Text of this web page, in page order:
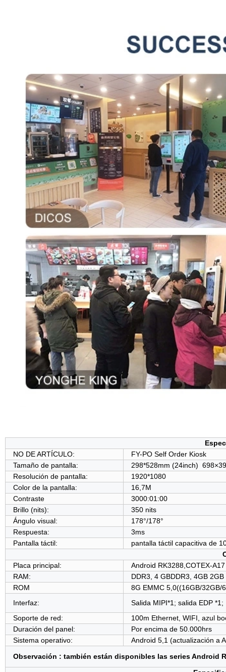
NO DE ARTÍCULO:
FY-PO Self Order Kiosk
Tamaño de pantalla:
298*528mm (24inch)
Resolución de pantalla:
1920*1080
Color de la pantalla:
16,7M
Contraste
3000:01:00
Brillo (nits):
350 nits
Ángulo visual:
178°/178°
Respuesta:
3ms
Pantalla táctil:
pantalla táctil capacitiva de
Placa principal:
Android RK3288,COTEX-
RAM:
DDR3, 4 GBDDR3, 4GB
ROM
8G EMMC 5,0((16GB/32GB/
Interfaz:
Salida MIPI*1; salida EDP
Soporte de red:
100m Ethernet, WIFI, azul
Duración del panel:
Por encima de 50.000hrs
Sistema operativo:
Android 5,1 (actualización a
Observación : también están disponibles las series Android